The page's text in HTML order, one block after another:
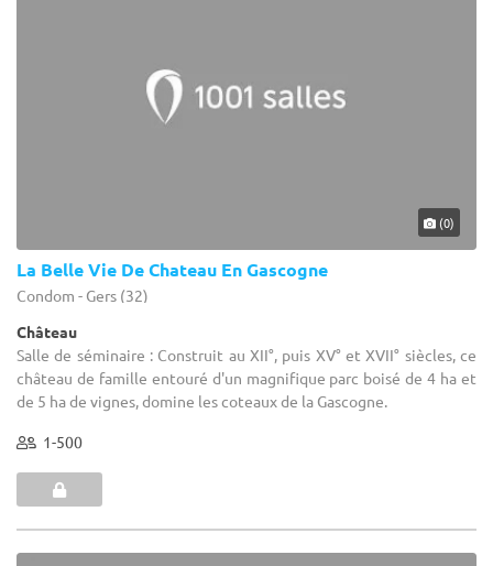
(0)
La Belle Vie De Chateau En Gascogne
Condom - Gers (32)
Château
Salle de séminaire : Construit au XII°, puis XV° et XVII° siècles, ce
château de famille entouré d'un magnifique parc boisé de 4 ha et
de 5 ha de vignes, domine les coteaux de la Gascogne.
1-500